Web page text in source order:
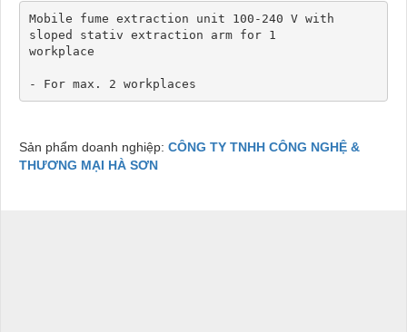
Mobile fume extraction unit 100-240 V with
sloped stativ extraction arm for 1
workplace
- For max. 2 workplaces
Sản phẩm doanh nghiệp: CÔNG TY TNHH CÔNG NGHỆ &
THƯƠNG MẠI HÀ SƠN